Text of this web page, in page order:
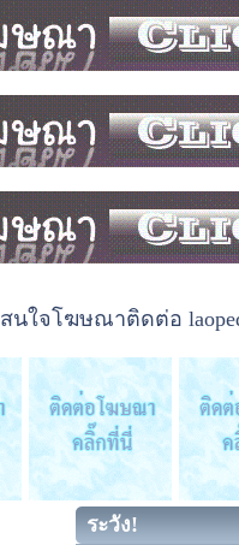
สนใจโฆษณาติดต่อ
ระวัง!